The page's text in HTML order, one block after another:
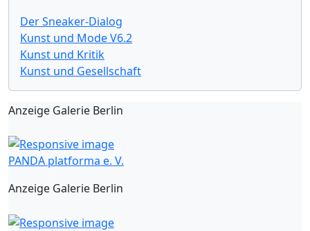
Der Sneaker-Dialog
Kunst und Mode V6.2
Kunst und Kritik
Kunst und Gesellschaft
Anzeige Galerie Berlin
PANDA platforma e. V.
Anzeige Galerie Berlin